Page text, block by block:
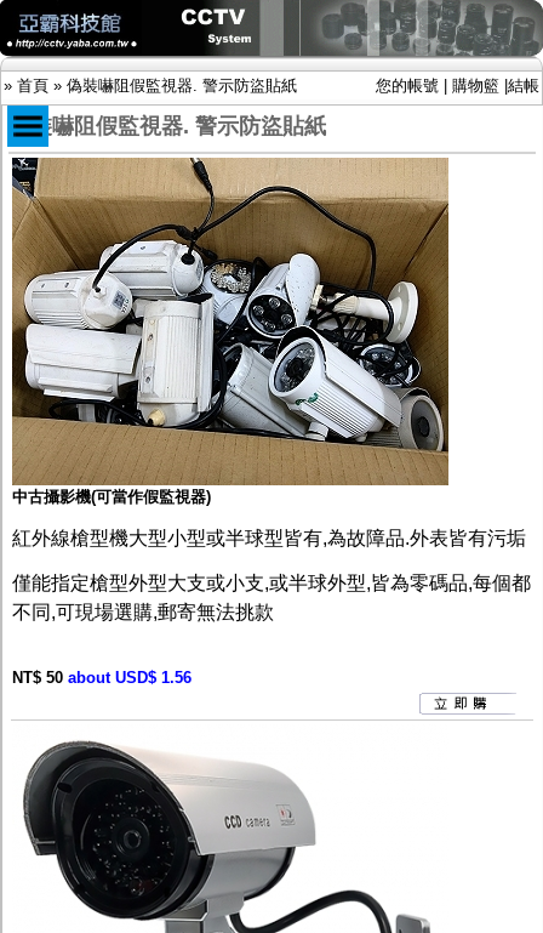
» 首頁 » 偽裝嚇阻假監視器. 警示防盜貼紙 您的帳號 購物籃 結帳
商品目錄
限時促銷特惠專案
IP網路攝影機及錄放影機
AHD DVR數位錄放影機
AHD半球型(適用屋內)
AHD中小型紅外線攝影機(適用騎樓、室內外)
AHD防護罩型攝影機(適用屋外，紅外線照射
距離遠）
AHD特殊功能型攝影機
旋轉型攝影機.旋轉台
傳統高解析攝影機
鏡頭
投光設備
防護罩及支架
多路攝影機單軸傳輸
監聽器.麥克風
網路設備
視訊轉換設備
雙絞線傳輸器
分配放大器
懶人線.同軸線.花線
線頭.插座.延長線.HDMI線
集線盒.防水盒.配線盒
變壓器.避雷器
轉接頭
偽裝嚇阻假監視器. 警示防盜貼紙
行車紀錄器.車用插座配件
電腦工業機殼
客訂商品
偽裝嚇阻假監視器. 警示防盜貼紙
中古攝影機(可當作假監視器)
紅外線槍型機大型小型或半球型皆有,為故障品.外表皆有污垢
僅能指定槍型外型大支或小支,或半球外型,皆為零碼品,每個都
不同,可現場選購,郵寄無法挑款
NT$ 50 about USD$ 1.56